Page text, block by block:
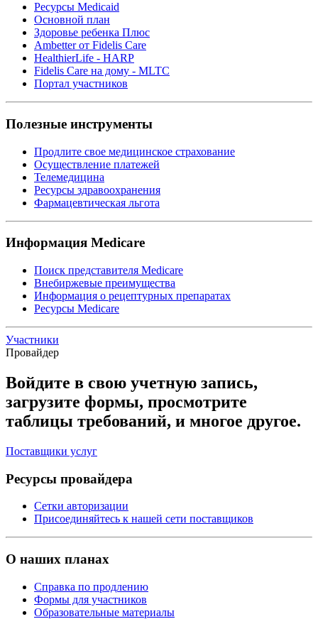
Ресурсы Medicaid
Основной план
Здоровье ребенка Плюс
Ambetter от Fidelis Care
HealthierLife - HARP
Fidelis Care на дому - MLTC
Портал участников
Полезные инструменты
Продлите свое медицинское страхование
Осуществление платежей
Телемедицина
Ресурсы здравоохранения
Фармацевтическая льгота
Информация Medicare
Поиск представителя Medicare
Внебиржевые преимущества
Информация о рецептурных препаратах
Ресурсы Medicare
Участники
Провайдер
Войдите в свою учетную запись,
загрузите формы, просмотрите
таблицы требований, и многое другое.
Поставщики услуг
Ресурсы провайдера
Сетки авторизации
Присоединяйтесь к нашей сети поставщиков
О наших планах
Справка по продлению
Формы для участников
Образовательные материалы